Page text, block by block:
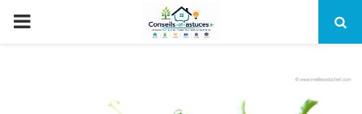
PRIMARY